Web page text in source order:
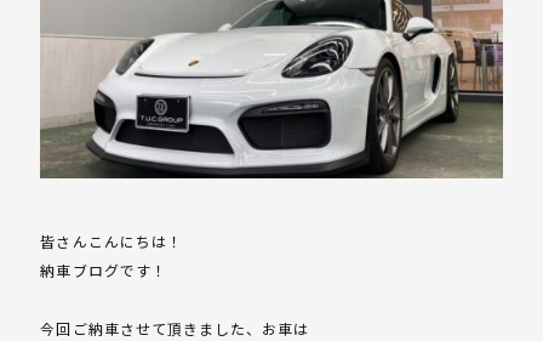
皆さんこんにちは！
納車ブログです！
今回ご納車させて頂きました、お車は